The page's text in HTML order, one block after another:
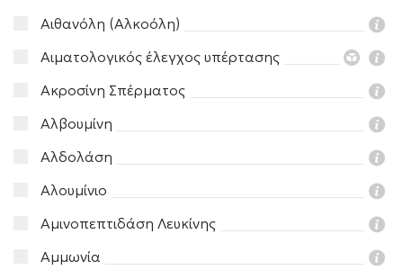
Αιθανόλη (Αλκοόλη)
Αιματολογικός έλεγχος υπέρτασης
Ακροσίνη Σπέρματος
Αλβουμίνη
Αλδολάση
Αλουμίνιο
Αμινοπεπτιδάση Λευκίνης
Αμμωνία